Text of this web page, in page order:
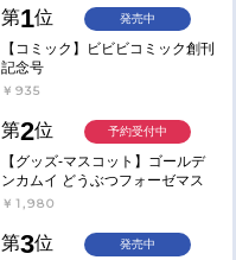
第1位
【コミック】ビビビコミック創刊
記念号
￥935
発売中
第2位
【グッズ-マスコット】ゴールデ
ンカムイ どうぶつフォーゼマス
コット 4.尾形百之助【再販】
￥1,980
予約受付中
第3位 発売中